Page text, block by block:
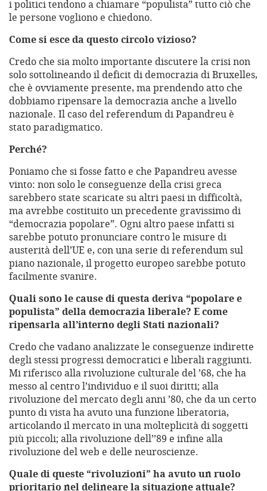
i politici tendono a chiamare “populista” tutto ciò che
le persone vogliono e chiedono.
Come si esce da questo circolo vizioso?
Credo che sia molto importante discutere la crisi non
solo sottolineando il deficit di democrazia di Bruxelles,
che è ovviamente presente, ma prendendo atto che
dobbiamo ripensare la democrazia anche a livello
nazionale. Il caso del referendum di Papandreu è
stato paradigmatico.
Perché?
Poniamo che si fosse fatto e che Papandreu avesse
vinto: non solo le conseguenze della crisi greca
sarebbero state scaricate su altri paesi in difficoltà,
ma avrebbe costituito un precedente gravissimo di
“democrazia popolare”. Ogni altro paese infatti si
sarebbe potuto pronunciare contro le misure di
austerità dell’UE e, con una serie di referendum sul
piano nazionale, il progetto europeo sarebbe potuto
facilmente svanire.
Quali sono le cause di questa deriva “popolare e
populista” della democrazia liberale? E come
ripensarla all’interno degli Stati nazionali?
Credo che vadano analizzate le conseguenze indirette
degli stessi progressi democratici e liberali raggiunti.
Mi riferisco alla rivoluzione culturale del ’68, che ha
messo al centro l’individuo e il suoi diritti; alla
rivoluzione del mercato degli anni ’80, che da un certo
punto di vista ha avuto una funzione liberatoria,
articolando il mercato in una molteplicità di soggetti
più piccoli; alla rivoluzione dell’’89 e infine alla
rivoluzione del web e delle neuroscienze.
Quale di queste “rivoluzioni” ha avuto un ruolo
prioritario nel delineare la situazione attuale?